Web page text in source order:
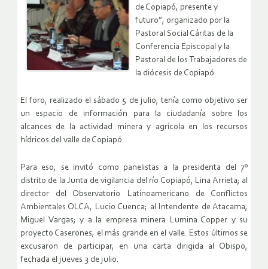
de Copiapó, presente y
futuro”, organizado por la
Pastoral Social Cáritas de la
Conferencia Episcopal y la
Pastoral de los Trabajadores de
la diócesis de Copiapó.
El foro, realizado el sábado 5 de julio, tenía como objetivo ser
un espacio de información para la ciudadanía sobre los
alcances de la actividad minera y agrícola en los recursos
hídricos del valle de Copiapó.
Para eso, se invitó como panelistas a la presidenta del 7º
distrito de la Junta de vigilancia del río Copiapó, Lina Arrieta; al
director del Observatorio Latinoamericano de Conflictos
Ambientales OLCA, Lucio Cuenca; al Intendente de Atacama,
Miguel Vargas; y a la empresa minera Lumina Copper y su
proyecto Caserones, el más grande en el valle. Estos últimos se
excusaron de participar, en una carta dirigida al Obispo,
fechada el jueves 3 de julio.